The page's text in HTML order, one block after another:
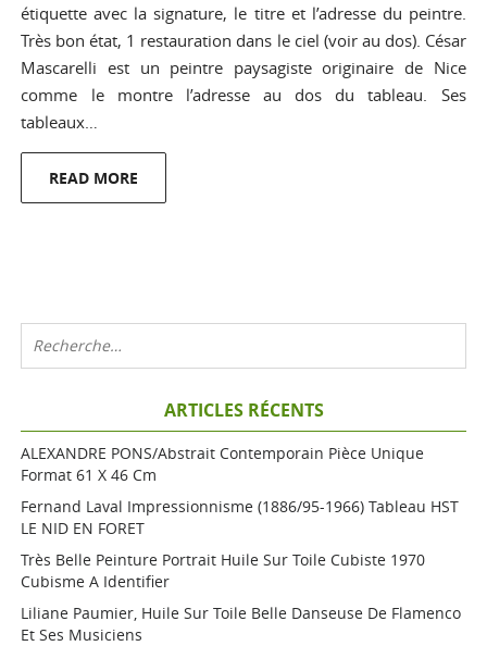
étiquette avec la signature, le titre et l’adresse du peintre.
Très bon état, 1 restauration dans le ciel (voir au dos). César
Mascarelli est un peintre paysagiste originaire de Nice
comme le montre l’adresse au dos du tableau. Ses
tableaux…
READ MORE
ARTICLES RÉCENTS
ALEXANDRE PONS/Abstrait Contemporain Pièce Unique
Format 61 X 46 Cm
Fernand Laval Impressionnisme (1886/95-1966) Tableau HST
LE NID EN FORET
Très Belle Peinture Portrait Huile Sur Toile Cubiste 1970
Cubisme A Identifier
Liliane Paumier, Huile Sur Toile Belle Danseuse De Flamenco
Et Ses Musiciens